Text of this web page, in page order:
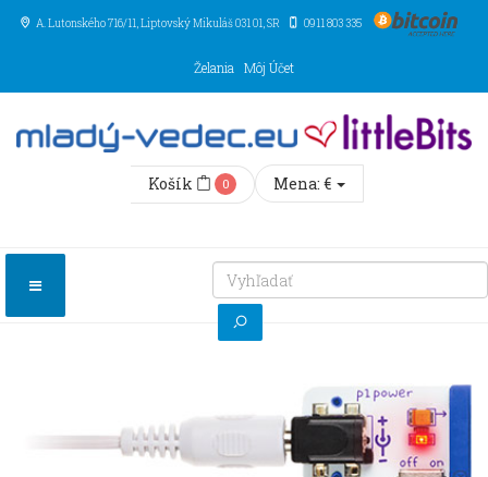
A. Lutonského 716/11, Liptovský Mikuláš031 01,SR 0911 803 335
Želania Môj Účet
Košík 0 Mena: €